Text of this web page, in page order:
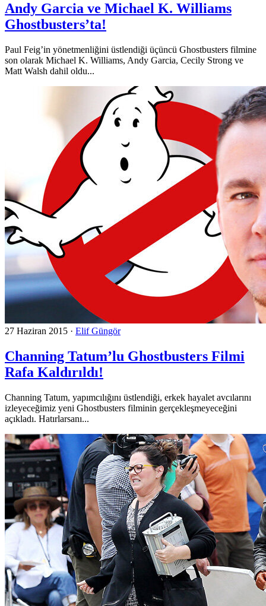
Andy Garcia ve Michael K. Williams
Ghostbusters’ta!
Paul Feig’in yönetmenliğini üstlendiği üçüncü Ghostbusters filmine
son olarak Michael K. Williams, Andy Garcia, Cecily Strong ve
Matt Walsh dahil oldu...
27 Haziran 2015 · Elif Güngör
Channing Tatum’lu Ghostbusters Filmi
Rafa Kaldırıldı!
Channing Tatum, yapımcılığını üstlendiği, erkek hayalet avcılarını
izleyeceğimiz yeni Ghostbusters filminin gerçekleşmeyeceğini
açıkladı. Hatırlarsanı...